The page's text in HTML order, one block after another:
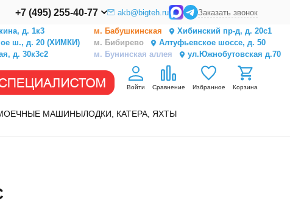
+7 (495) 255-40-77 akb@bigteh.ru Заказать звонок
д. 1к3 м. Бабушкинская
Хибинский пр-д, д. 20с1
ш., д. 20 (ХИМКИ) м. Бибирево
Алтуфьевское шоссе, д. 50
д. 30к3с2 м. Бунинская аллея
ул.Южнобутовская д.70
Войти Сравнение Избранное Корзина
МАШИНЫЛОДКИ, КАТЕРА, ЯХТЫ